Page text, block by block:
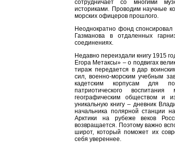
сотрудничает со многими
историками. Проводим научные
морских офицеров прошлого.
Неоднократно фонд
Газманова в отдаленных
соединениях.
Недавно переиздали книгу 1915
Егора Метаксы» – о подвигах
тираж передается в дар
сил, военно-морским учебным
кадетским корпусам для
патриотического
географическим обществом и
уникальную книгу – дневник
начальника полярной станции
Арктики на рубеже веков
возвращается. Поэтому важно
широт, который поможет их
себя увереннее.